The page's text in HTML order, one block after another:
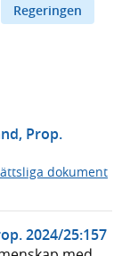
Regeringen
Prop.
dokument
2024/25:157